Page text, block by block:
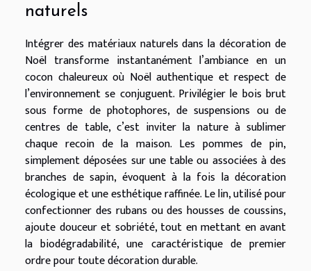
naturels
Intégrer des matériaux naturels dans la décoration de
Noël transforme instantanément l’ambiance en un
cocon chaleureux où Noël authentique et respect de
l’environnement se conjuguent. Privilégier le bois brut
sous forme de photophores, de suspensions ou de
centres de table, c’est inviter la nature à sublimer
chaque recoin de la maison. Les pommes de pin,
simplement déposées sur une table ou associées à des
branches de sapin, évoquent à la fois la décoration
écologique et une esthétique raffinée. Le lin, utilisé pour
confectionner des rubans ou des housses de coussins,
ajoute douceur et sobriété, tout en mettant en avant
la biodégradabilité, une caractéristique de premier
ordre pour toute décoration durable.